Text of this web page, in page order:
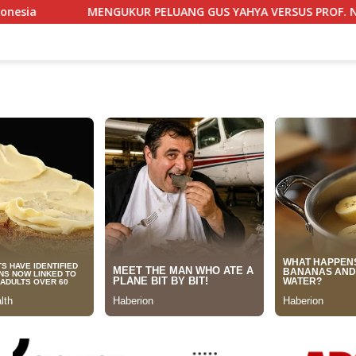
PELUANG GUS YAHYA VERSUS PROF. NAZARUDIN UMAR,